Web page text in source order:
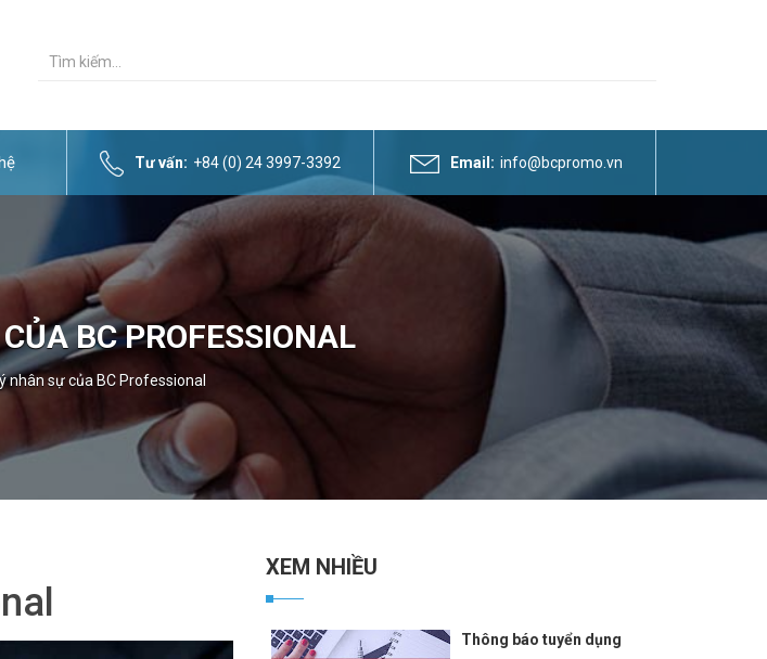
Tư vấn: +84 (0) 24 3997-3392 Email: info@bcpromo.vn
BC PROFESSIONAL
nhân sự của BC Professional
XEM NHIỀU
Thông báo tuyển dụng